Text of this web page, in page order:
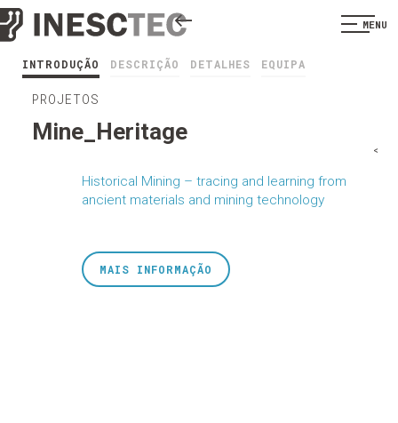
MENU
INTRODUÇÃO DESCRIÇÃO DETALHES EQUIPA
PROJETOS
Mine_Heritage
Historical Mining – tracing and learning from
ancient materials and mining technology
<
MAIS INFORMAÇÃO